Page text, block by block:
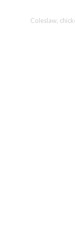
Coleslaw,